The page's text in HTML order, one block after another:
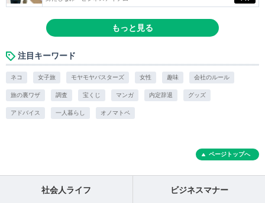
もっと見る
注目キーワード
ネコ 女子旅 モヤモヤバスターズ 女性 趣味 会社のルール
旅の裏ワザ 調査 宝くじ マンガ 内定辞退 グッズ
アドバイス 一人暮らし オノマトペ
ページトップへ
社会人ライフ ビジネスマナー